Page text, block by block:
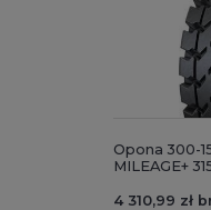
Opona 300-
MILEAGE+
4 310,99 zł